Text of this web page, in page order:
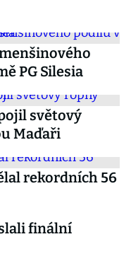
PG Silesia
světový
Maďaři
rekordních 56
finální